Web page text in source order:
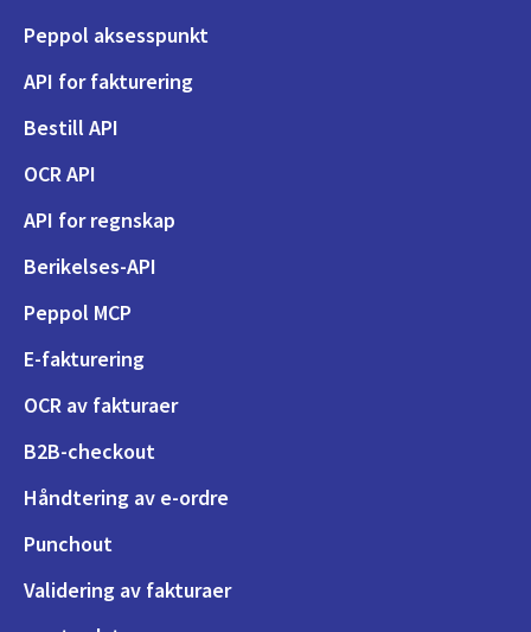
Peppol aksesspunkt
API for fakturering
Bestill API
OCR API
API for regnskap
Berikelses-API
Peppol MCP
E-fakturering
OCR av fakturaer
B2B-checkout
Håndtering av e-ordre
Punchout
Validering av fakturaer